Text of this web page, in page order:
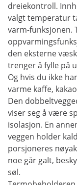
dreiekontroll.
valgt temperatur
varm-funksjonen.
den eksterne
trenger å fylle på
Og hvis du ikke
varme kaffe,
Den
viser seg å være
isolasjon. En
veggen holder
porsjoneres
noe går galt,
søl.